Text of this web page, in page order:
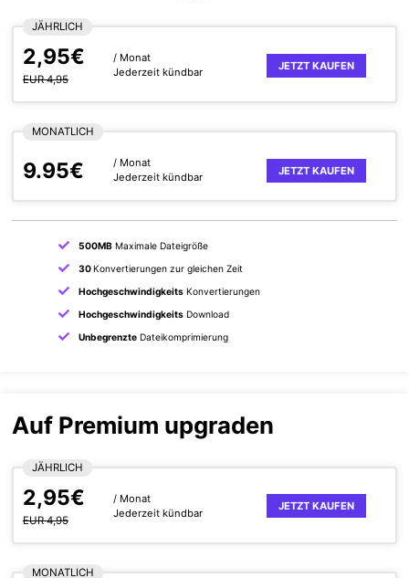
JÄHRLICH
2,95€
EUR 4,95
/ Monat
Jederzeit kündbar
JETZT KAUFEN
MONATLICH
9.95€
/ Monat
Jederzeit kündbar
JETZT KAUFEN
500MBMaximale Dateigröße
30 Konvertierungen zur gleichen Zeit
HochgeschwindigkeitsKonvertierungen
HochgeschwindigkeitsDownload
UnbegrenzteDateikomprimierung
Auf Premium upgraden
JÄHRLICH
2,95€
EUR 4,95
/ Monat
Jederzeit kündbar
JETZT KAUFEN
MONATLICH